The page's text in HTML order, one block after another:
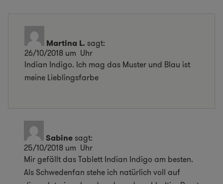
Martina L. sagt:
26/10/2018 um Uhr
Indian Indigo. Ich mag das Muster und Blau ist
meine Lieblingsfarbe
Sabinesagt:
25/10/2018 um Uhr
Mir gefällt das Tablett Indian Indigo am besten.
Als Schwedenfan stehe ich natürlich voll auf